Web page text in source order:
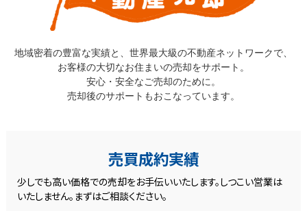
地域密着の豊富な実績と、世界最大級の不動産ネットワークで、
お客様の大切なお住まいの売却をサポート。
安心・安全なご売却のために。
売却後のサポートもおこなっています。